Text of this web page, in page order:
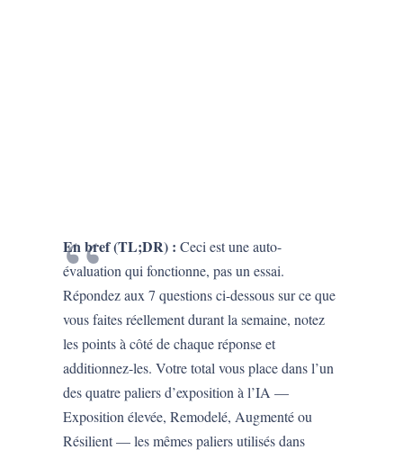
En bref (TL;DR) : Ceci est une auto-
évaluation qui fonctionne, pas un essai.
Répondez aux 7 questions ci-dessous sur ce que
vous faites réellement durant la semaine, notez
les points à côté de chaque réponse et
additionnez-les. Votre total vous place dans l’un
des quatre paliers d’exposition à l’IA —
Exposition élevée, Remodelé, Augmenté ou
Résilient — les mêmes paliers utilisés dans